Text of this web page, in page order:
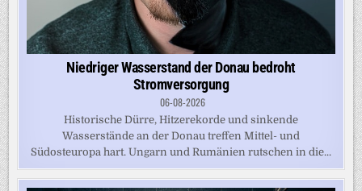
Niedriger Wasserstand der Donau bedroht
Stromversorgung
06-08-2026
Historische Dürre, Hitzerekorde und sinkende
Wasserstände an der Donau treffen Mittel- und
Südosteuropa hart. Ungarn und Rumänien rutschen in die...